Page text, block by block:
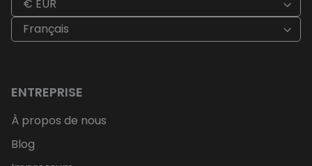
€ EUR
Français
ENTREPRISE
À propos de nous
Blog